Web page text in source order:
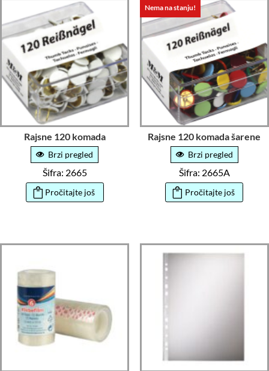
Rajsne 120 komada
Brzi pregled
Šifra: 2665
Pročitajte još
Nema na stanju!
Rajsne 120 komada šarene
Brzi pregled
Šifra: 2665A
Pročitajte još